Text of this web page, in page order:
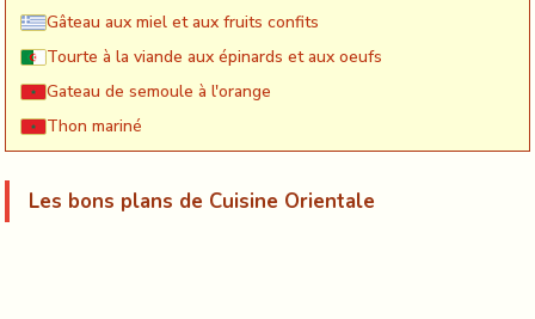
Gâteau aux miel et aux fruits confits
Tourte à la viande aux épinards et aux oeufs
Gateau de semoule à l'orange
Thon mariné
Les bons plans de Cuisine Orientale